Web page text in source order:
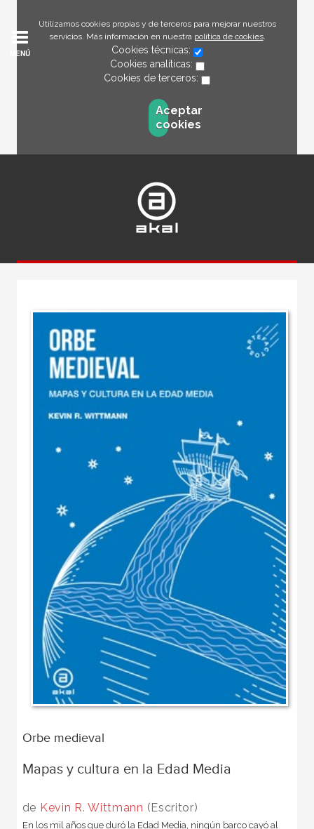
Utilizamos cookies propias y de terceros para mejorar nuestros
servicios. Más información en nuestra política de cookies.
Cookies técnicas:
Cookies analíticas:
Cookies de terceros:
Aceptar
cookies
MENÚ
Orbe medieval
Mapas y cultura en la Edad Media
de Kevin R. Wittmann (Escritor)
En los mil años que duró la Edad Media, ningún barco cayó al